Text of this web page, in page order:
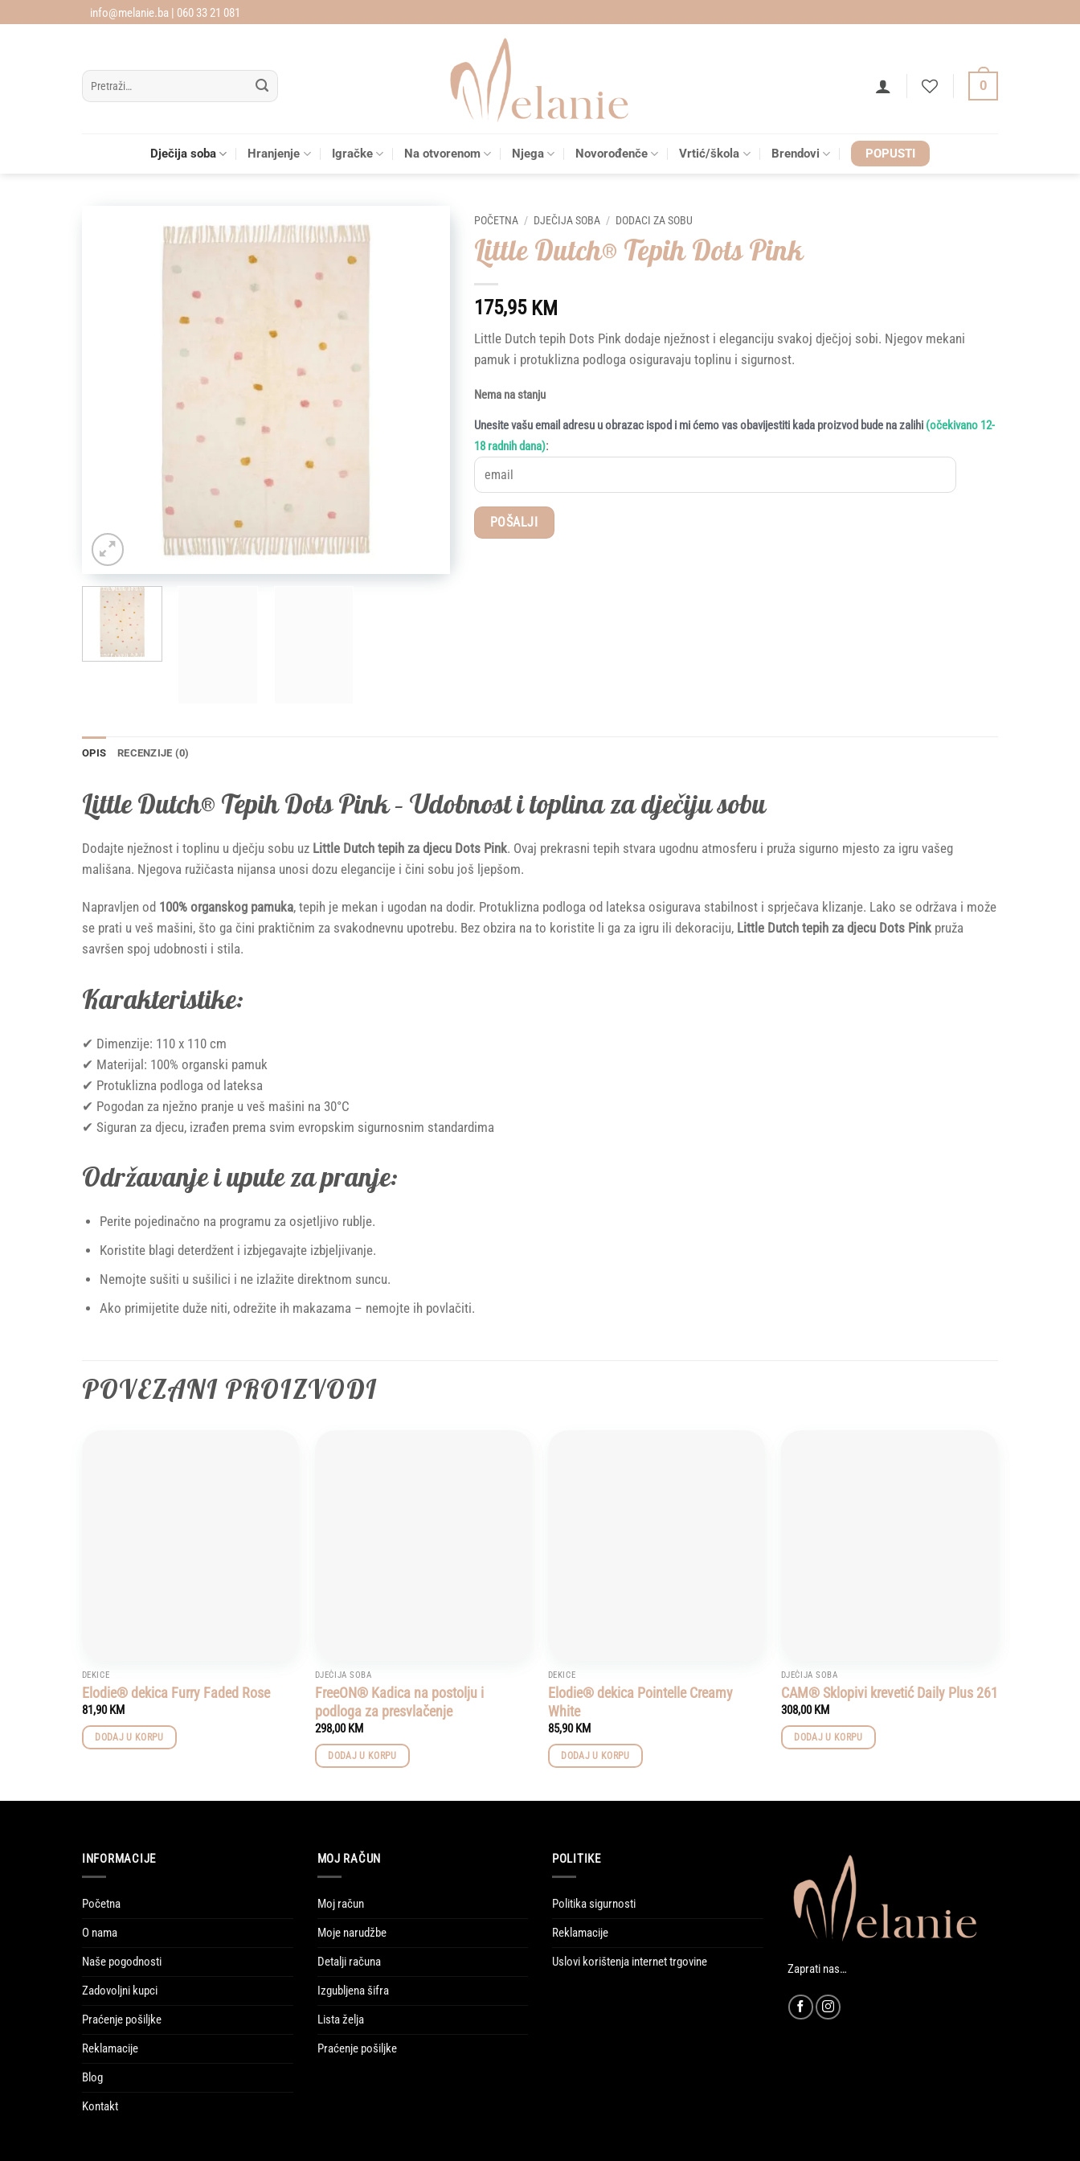
info@melanie.ba | 060 33 21 081
Pretraži:
0
Dječija soba Hranjenje Igračke Na otvorenom Njega Novorođenče Vrtić/škola Brendovi POPUSTI
POČETNA / DJEČIJA SOBA / DODACI ZA SOBU
Little Dutch® Tepih Dots Pink
175,95 KM
Little Dutch tepih Dots Pink dodaje nježnost i eleganciju svakoj dječjoj sobi. Njegov mekani
pamuk i protuklizna podloga osiguravaju toplinu i sigurnost.
Nema na stanju
Unesite vašu email adresu u obrazac ispod i mi ćemo vas obavijestiti kada proizvod bude na zalihi (očekivano 12-
18 radnih dana):
OPIS RECENZIJE (0)
Little Dutch® Tepih Dots Pink – Udobnost i toplina za dječiju sobu
Dodajte nježnost i toplinu u dječju sobu uz Little Dutch tepih za djecu Dots Pink. Ovaj prekrasni tepih stvara ugodnu atmosferu i pruža sigurno mjesto za igru vašeg
mališana. Njegova ružičasta nijansa unosi dozu elegancije i čini sobu još ljepšom.
Napravljen od 100% organskog pamuka, tepih je mekan i ugodan na dodir. Protuklizna podloga od lateksa osigurava stabilnost i sprječava klizanje. Lako se održava i može
se prati u veš mašini, što ga čini praktičnim za svakodnevnu upotrebu. Bez obzira na to koristite li ga za igru ili dekoraciju, Little Dutch tepih za djecu Dots Pinkpruža
savršen spoj udobnosti i stila.
Karakteristike:
✔ Dimenzije: 110 x 110 cm
✔ Materijal: 100% organski pamuk
✔ Protuklizna podloga od lateksa
✔ Pogodan za nježno pranje u veš mašini na 30°C
✔ Siguran za djecu, izrađen prema svim evropskim sigurnosnim standardima
Održavanje i upute za pranje:
Perite pojedinačno na programu za osjetljivo rublje.
Koristite blagi deterdžent i izbjegavajte izbjeljivanje.
Nemojte sušiti u sušilici i ne izlažite direktnom suncu.
Ako primijetite duže niti, odrežite ih makazama – nemojte ih povlačiti.
POVEZANI PROIZVODI
DEKICE
Elodie® dekica Furry Faded Rose
81,90KM
DODAJ U KORPU
DJEČIJA SOBA
FreeON® Kadica na postolju i
podloga za presvlačenje
298,00KM
DODAJ U KORPU
DEKICE
Elodie® dekica Pointelle Creamy
White
85,90KM
DODAJ U KORPU
DJEČIJA SOBA
CAM® Sklopivi krevetić Daily Plus 261
308,00KM
DODAJ U KORPU
INFORMACIJE
Početna
O nama
Naše pogodnosti
Zadovoljni kupci
Praćenje pošiljke
Reklamacije
Blog
Kontakt
MOJ RAČUN
Moj račun
Moje narudžbe
Detalji računa
Izgubljena šifra
Lista želja
Praćenje pošiljke
POLITIKE
Politika sigurnosti
Reklamacije
Uslovi korištenja internet trgovine
Zaprati nas…